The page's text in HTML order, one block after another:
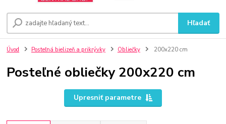
Hľadať
Úvod Posteľná bielizeň a prikrývky Obliečky 200x220 cm
Posteľné obliečky 200x220 cm
Upresniť parametre